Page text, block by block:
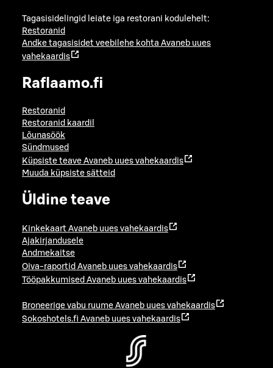
Tagasisidelingid leiate iga restorani kodulehelt:
Restoranid
Andke tagasisidet veebilehe kohta Avaneb uues
vahekaardis
Raflaamo.fi
Restoranid
Restoranid kaardil
Lõunasöök
Sündmused
Küpsiste teave Avaneb uues vahekaardis
Muuda küpsiste sätteid
Üldine teave
Kinkekaart Avaneb uues vahekaardis
Ajakirjandusele
Andmekaitse
Oiva-raportid Avaneb uues vahekaardis
Tööpakkumised Avaneb uues vahekaardis
Broneerige vabu ruume Avaneb uues vahekaardis
Sokoshotels.fi Avaneb uues vahekaardis